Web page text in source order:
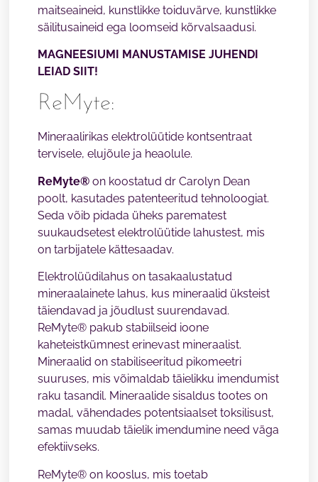
maitseaineid, kunstlikke toiduvärve, kunstlikke
säilitusaineid ega loomseid kõrvalsaadusi.
MAGNEESIUMI MANUSTAMISE JUHENDI
LEIAD SIIT!
ReMyte:
Mineraalirikas elektrolüütide kontsentraat
tervisele, elujõule ja heaolule.
ReMyte® on koostatud dr Carolyn Dean
poolt, kasutades patenteeritud tehnoloogiat.
Seda võib pidada üheks parematest
suukaudsetest elektrolüütide lahustest, mis
on tarbijatele kättesaadav.
Elektrolüüdilahus on tasakaalustatud
mineraalainete lahus, kus mineraalid üksteist
täiendavad ja jõudlust suurendavad.
ReMyte® pakub stabiilseid ioone
kaheteistkümnest erinevast mineraalist.
Mineraalid on stabiliseeritud pikomeetri
suuruses, mis võimaldab täielikku imendumist
raku tasandil. Mineraalide sisaldus tootes on
madal, vähendades potentsiaalset toksilisust,
samas muudab täielik imendumine need väga
efektiivseks.
ReMyte® on kooslus, mis toetab